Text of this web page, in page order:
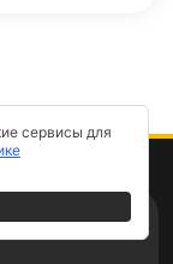
сервисы для